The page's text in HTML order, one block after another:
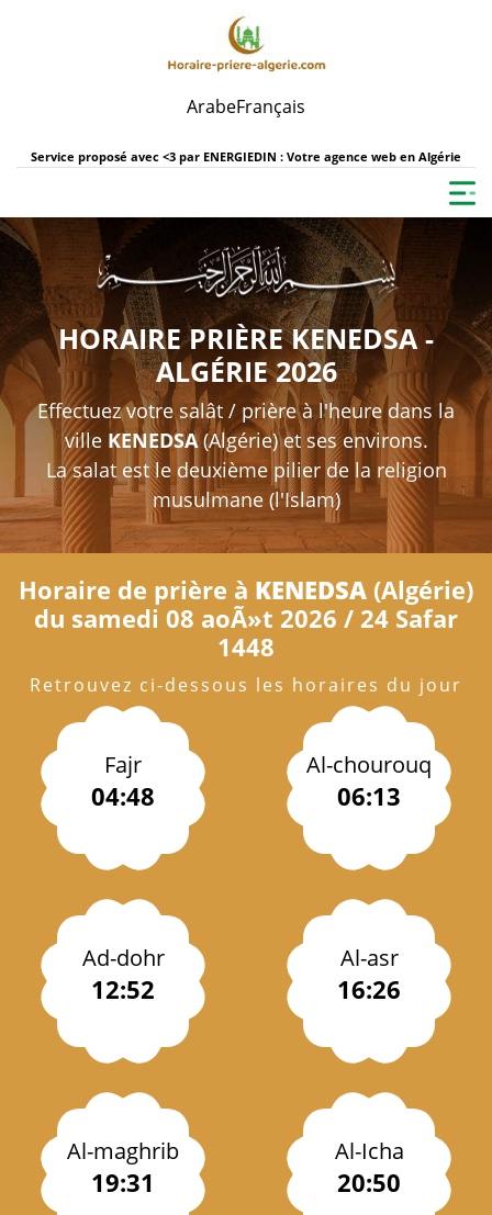
ArabeFrançais
Service proposé avec <3 par ENERGIEDIN : Votre agence web en Algérie
HORAIRE PRIÈRE KENEDSA -
ALGÉRIE 2026
Effectuez votre salât / prière à l'heure dans la
ville KENEDSA(Algérie) et ses environs.
La salat est le deuxième pilier de la religion
musulmane (l'Islam)
Horaire de prière à KENEDSA (Algérie)
du samedi 08 aoÃ»t 2026 / 24 Safar
1448
Retrouvez ci-dessous les horaires du jour
Fajr
04:48
Al-chourouq
06:13
Ad-dohr
12:52
Al-asr
16:26
Al-maghrib
19:31
Al-Icha
20:50